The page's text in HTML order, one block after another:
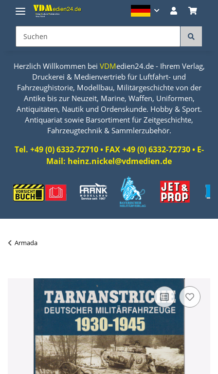
Herzlich Willkommen bei VDMedien24.de - Ihrem Verlag,
Druckerei & Medienvertrieb für Luftfahrt- und
Fahrzeughistorie, Modellbau, Militärgeschichte von der
Antike bis zur Neuzeit, Marine, Waffen, Uniformen,
Antiquitäten, Nautik und Ordenskunde. Hobby & Sport.
Antiquariat sowie Barsortiment für Zeitgeschichte,
Fahrzeugtechnik & Sammlerzubehör.
Tel. +49 (0) 6332-72710 • FAX +49 (0) 6332-72730 • E-
Mail: heinz.nickel@vdmedien.de
Armada